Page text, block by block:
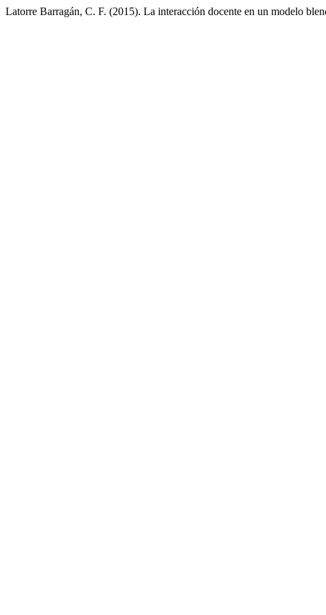
Latorre Barragán, C. F. (2015). La interacción docente en un modelo